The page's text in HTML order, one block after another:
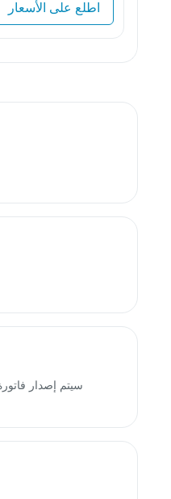
اطلع على الأسعار